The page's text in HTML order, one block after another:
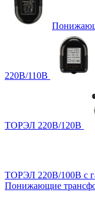
220В/110В
ТОРЭЛ 220В/120В
ТОРЭЛ 220В/100В с
Понижающие